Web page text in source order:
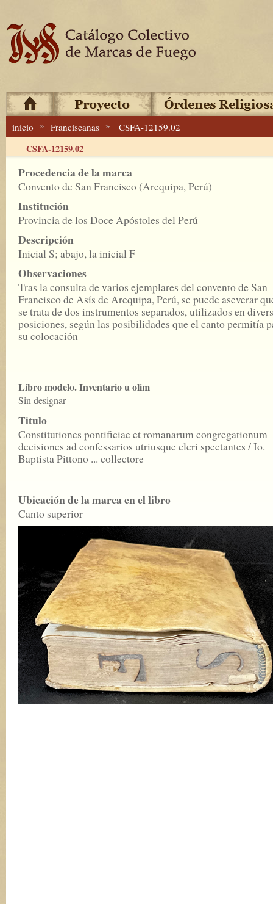
inicio » Franciscanas » CSFA-12159.02
CSFA-12159.02
Procedencia de la marca
Convento de San Francisco (Arequipa, Perú)
Institución
Provincia de los Doce Apóstoles del Perú
Descripción
Inicial S; abajo, la inicial F
Observaciones
Tras la consulta de varios ejemplares del convento de San
Francisco de Asís de Arequipa, Perú, se puede aseverar
se trata de dos instrumentos separados, utilizados en
posiciones, según las posibilidades que el canto permitía
su colocación
Libro modelo. Inventario u olim
Sin designar
Titulo
Constitutiones pontificiae et romanarum congregationum
decisiones ad confessarios utriusque cleri spectantes / Io.
Baptista Pittono ... collectore
Ubicación de la marca en el libro
Canto superior